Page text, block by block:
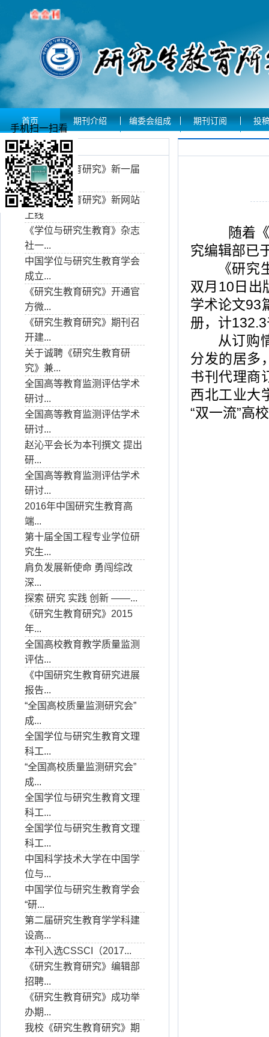
首页 期刊介绍 编委会组成 期刊订阅 投
期刊动态
《研究生教育研究》新一届
编委...
《研究生教育研究》新网站
上线
《学位与研究生教育》杂志
社一...
中国学位与研究生教育学会
成立...
《研究生教育研究》开通官
方微...
《研究生教育研究》期刊召
开建...
关于诚聘《研究生教育研
究》兼...
全国高等教育监测评估学术
研讨...
全国高等教育监测评估学术
研讨...
赵沁平会长为本刊撰文 提出
研...
全国高等教育监测评估学术
研讨...
2016年中国研究生教育高
端...
第十届全国工程专业学位研
究生...
肩负发展新使命 勇闯综改
深...
探索 研究 实践 创新 ——...
《研究生教育研究》2015
年...
全国高校教育教学质量监测
评估...
《中国研究生教育研究进展
报告...
“全国高校质量监测研究会”
成...
全国学位与研究生教育文理
科工...
“全国高校质量监测研究会”
成...
全国学位与研究生教育文理
科工...
全国学位与研究生教育文理
科工...
中国科学技术大学在中国学
位与...
中国学位与研究生教育学会
“研...
第二届研究生教育学学科建
设高...
本刊入选CSSCI（2017...
《研究生教育研究》编辑部
招聘...
《研究生教育研究》成功举
办期...
我校《研究生教育研究》期
随着
究编辑部已
《研究生
双月10日出
学术论文93
册，计
从订购情
分发的居多
书刊代理商
西北工业大
“双一流”高
手机扫一扫看